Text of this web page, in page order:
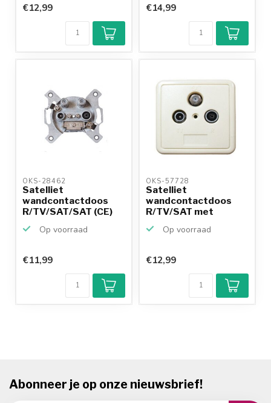
€12,99 €14,99
OKS-28462
Satelliet
wandcontactdoos
R/TV/SAT/SAT (CE)
Op voorraad
€11,99
OKS-57728
Satelliet
wandcontactdoos
R/TV/SAT met
afde...Op voorraad
€12,99
Abonneer je op onze nieuwsbrief!